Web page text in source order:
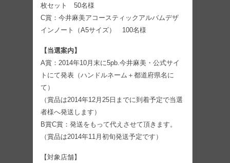
枚セット 50名様
C賞：今井麻美アコースティックアルバムデザ
インノート（A5サイズ） 100名様
【当選案内】
A賞：2014年10月末に5pb.今井麻美・公式サイ
トにて発表（ハンドルネーム＋都道府県名に
て）
（賞品は2014年12月25日までに到着予定で当選
者様へ発送します）
B賞C賞：発送をもって代えさせて頂きます。
（賞品は2014年11月初旬発送予定です）
【対象店舗】